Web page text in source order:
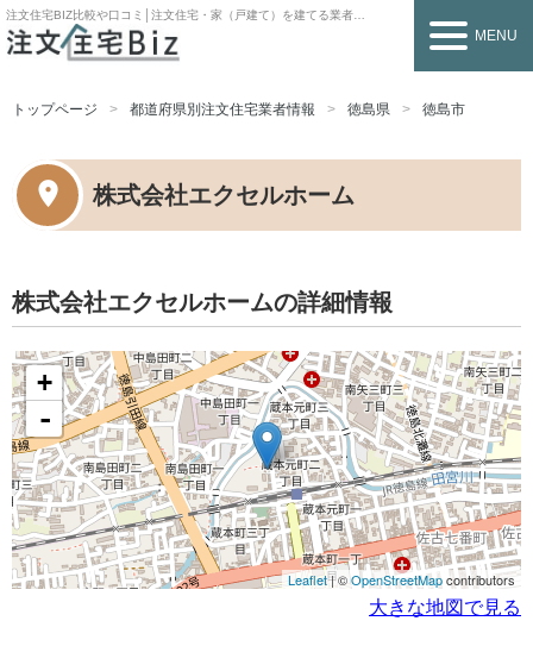
注文住宅BIZ比較や口コミ│注文住宅・家（戸建て）を建てる業者を探すなら
MENU
トップページ 都道府県別注文住宅業者情報 徳島県 徳島市
株式会社エクセルホーム
株式会社エクセルホームの詳細情報
+
-
Leaflet| ©OpenStreetMapcontributors
大きな地図で見る